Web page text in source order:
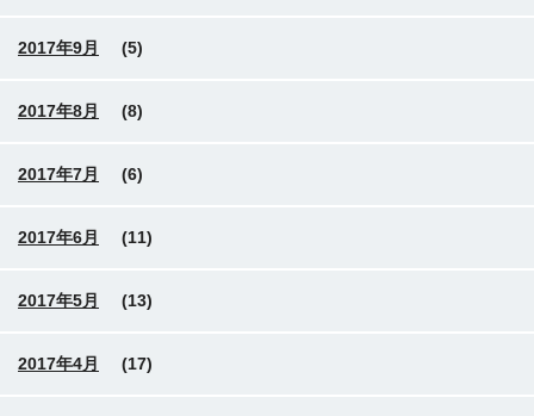
2017年9月 (5)
2017年8月 (8)
2017年7月 (6)
2017年6月 (11)
2017年5月 (13)
2017年4月 (17)